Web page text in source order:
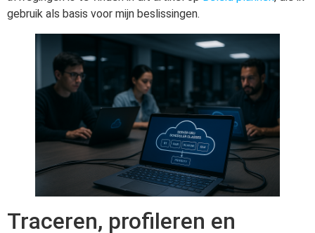
gebruik als basis voor mijn beslissingen.
Traceren, profileren en